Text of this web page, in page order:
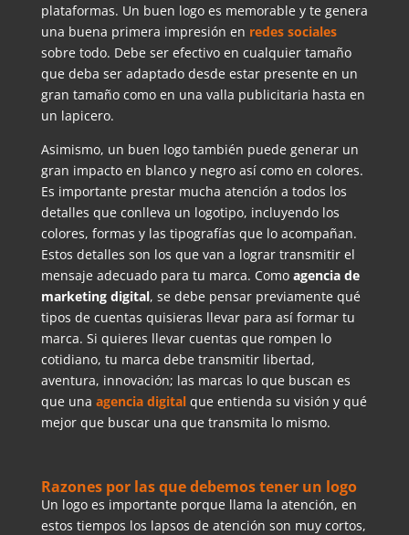
plataformas. Un buen logo es memorable y te genera
una buena primera impresión en redes sociales
sobre todo. Debe ser efectivo en cualquier tamaño
que deba ser adaptado desde estar presente en un
gran tamaño como en una valla publicitaria hasta en
un lapicero.
Asimismo, un buen logo también puede generar un
gran impacto en blanco y negro así como en colores.
Es importante prestar mucha atención a todos los
detalles que conlleva un logotipo, incluyendo los
colores, formas y las tipografías que lo acompañan.
Estos detalles son los que van a lograr transmitir el
mensaje adecuado para tu marca. Como agencia de
marketing digital, se debe pensar previamente qué
tipos de cuentas quisieras llevar para así formar tu
marca. Si quieres llevar cuentas que rompen lo
cotidiano, tu marca debe transmitir libertad,
aventura, innovación; las marcas lo que buscan es
que una agencia digital que entienda su visión y qué
mejor que buscar una que transmita lo mismo.
Razones por las que debemos tener un logo
Un logo es importante porque llama la atención, en
estos tiempos los lapsos de atención son muy cortos,